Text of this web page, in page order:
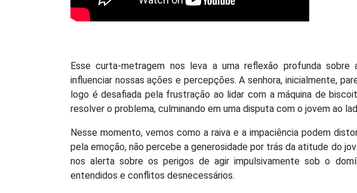
Esse curta-metragem nos leva a uma reflexão profunda
influenciar nossas ações e percepções. A senhora, inicialmente,
logo é desafiada pela frustração ao lidar com a máquina de
resolver o problema, culminando em uma disputa com o jovem ao
Nesse momento, vemos como a raiva e a impaciência podem
pela emoção, não percebe a generosidade por trás da atitude do
nos alerta sobre os perigos de agir impulsivamente sob o
entendidos e conflitos desnecessários.